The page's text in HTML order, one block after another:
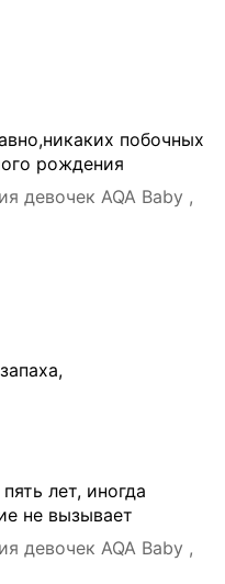
побочных
рождения
девочек AQA Baby ,
лет, иногда
не вызывает
девочек AQA Baby ,